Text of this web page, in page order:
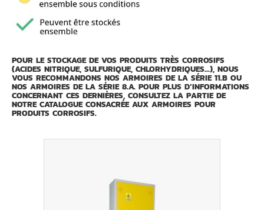
POUR LE STOCKAGE DE VOS PRODUITS TRÈS CORROSIFS
(ACIDES NITRIQUE, SULFURIQUE, CHLORHYDRIQUES...), NOUS
VOUS RECOMMANDONS NOS ARMOIRES DE LA SÉRIE 11.B OU
NOS ARMOIRES DE LA SÉRIE 8.A. POUR PLUS D’INFORMATIONS
CONCERNANT CES DERNIÈRES, CONSULTEZ LA PARTIE DE
NOTRE CATALOGUE CONSACRÉE AUX ARMOIRES POUR
PRODUITS CORROSIFS.